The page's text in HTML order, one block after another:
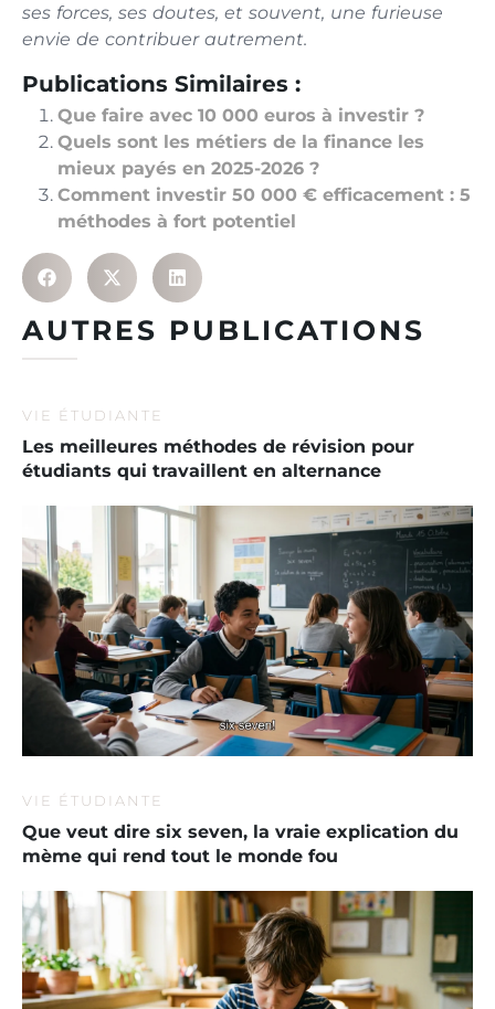
ses forces, ses doutes, et souvent, une furieuse
envie de contribuer autrement.
Publications Similaires :
Que faire avec 10 000 euros à investir ?
Quels sont les métiers de la finance les
mieux payés en 2025-2026 ?
Comment investir 50 000 € efficacement : 5
méthodes à fort potentiel
AUTRES PUBLICATIONS
VIE ÉTUDIANTE
Les meilleures méthodes de révision pour
étudiants qui travaillent en alternance
VIE ÉTUDIANTE
Que veut dire six seven, la vraie explication du
mème qui rend tout le monde fou